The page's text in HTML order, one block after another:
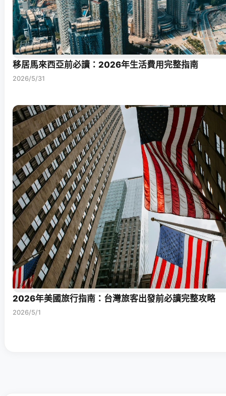
移居馬來西亞前必讀：2026年生活費用完整指南
2026/5/31
2026年美國旅行指南：台灣旅客出發前必讀完整攻略
2026/5/1